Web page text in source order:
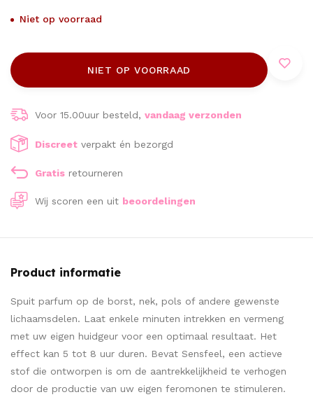
Niet op voorraad
NIET OP VOORRAAD
Voor 15.00uur besteld, vandaag verzonden
Discreet verpakt én bezorgd
Gratis retourneren
Wij scoren een uit beoordelingen
Product informatie
Spuit parfum op de borst, nek, pols of andere gewenste
lichaamsdelen. Laat enkele minuten intrekken en vermeng
met uw eigen huidgeur voor een optimaal resultaat. Het
effect kan 5 tot 8 uur duren. Bevat Sensfeel, een actieve
stof die ontworpen is om de aantrekkelijkheid te verhogen
door de productie van uw eigen feromonen te stimuleren.